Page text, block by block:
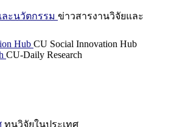
ะนวัตกรรม ข่าวสารงานวิจัยและ
Hub CU Social Innovation Hub
CU-Daily Research
ทุนวิจัยในประเทศ